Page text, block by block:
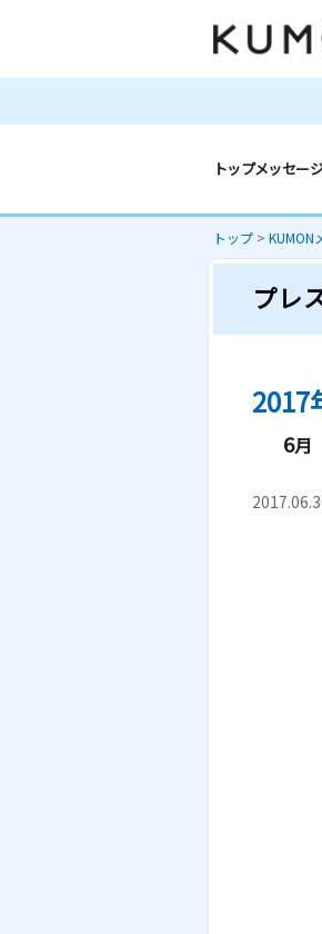
トップメッセージ
トップ > KUMON
プレ
2017
6月